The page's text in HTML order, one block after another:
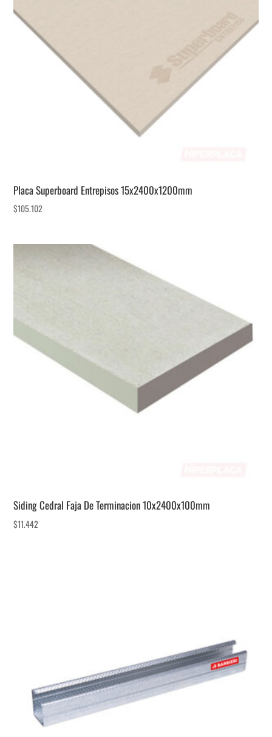
Placa Superboard Entrepisos 15x2400x1200mm
$105.102
Siding Cedral Faja De Terminacion 10x2400x100mm
$11.442